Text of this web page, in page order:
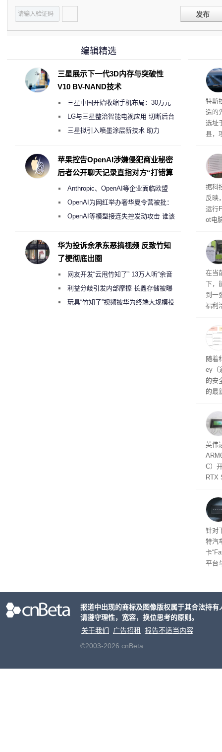
发布
特斯
造的
选址
县，
在
疑
建
超 1
患
据科
反映
运行
ot电
在当
下，
到一
福利
州
家
这一
（
户
随着
ey（
的安
的最
内
以利
并
在线
件是
软件
态
英伟
C）
RTX
将
的技
起
针对
特汽
卡
平台
编辑精选
三星展示下一代3D内存与突破性
V10 BV-NAND技术
三星中国开始收缩手机布局：30万元
月销售额不达标门店 将被逐步清退
LG与三星整治智能电视应用 切断后台
偷偷共享带宽的违规行为
三星拟引入喷墨涂层新技术 助力
度
苹果控告OpenAI涉嫌侵犯商业秘密
后者公开聊天记录直指对方“打错算
Anthropic、OpenAI等企业面临欧盟
《人工智能法案》全新执法权限审查
OpenAI为网红举办奢华夏令营被批：
2000美元一晚 遭讽“反乌托邦”
OpenAI等模型接连失控发动攻击 谁该
华为投诉余承东恶搞视频 反致竹知
了梗彻底出圈
网友开发“云甩竹知了” 13万人听“余音
绕梁”利益分歧引发内部摩擦 长鑫存储被曝
曾将华为驻场工程师驱逐出研发基地
玩具“竹知了”视频被华为终端大规模投
报道中出现的商标及图像版权属于其合法持
请遵守理性，宽容，换位思考的原则。
关于我们
广告招租
报告不适当内容
©2003-2026 cnBeta